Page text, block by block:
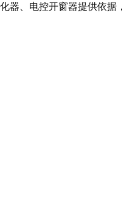
、电控开窗器提供依据